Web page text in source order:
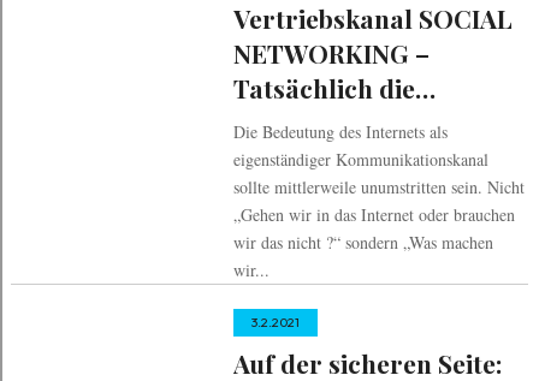
Vertriebskanal SOCIAL
NETWORKING –
Tatsächlich die
eierlegende
Wollmilchsau?
Die Bedeutung des Internets als
eigenständiger Kommunikationskanal
sollte mittlerweile unumstritten sein. Nicht
„Gehen wir in das Internet oder brauchen
wir das nicht ?“ sondern „Was machen
wir...
3.2.2021
Auf der sicheren Seite: